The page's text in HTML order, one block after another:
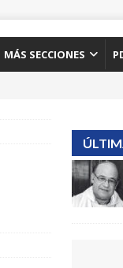
MÁS SECCIONES